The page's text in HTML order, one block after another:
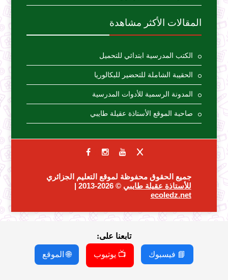
المقالات الأكثر مشاهدة
الكتب المدرسية ابتدائي للتحميل
الحقيبة الشاملة للتحضير للبكالوريا
المدونة الرسمية للأدوات المدرسية
صاحبة الموقع الأستاذة عقيلة طايبي
جميع الحقوق محفوظة لموقع التعليم الجزائري
للأستاذة عقيلة طايبي © 2026-2013 |
ecoledz.net
تابعنا على:
📘 فيسبوك 📺 يوتيوب 🌐 الموقع